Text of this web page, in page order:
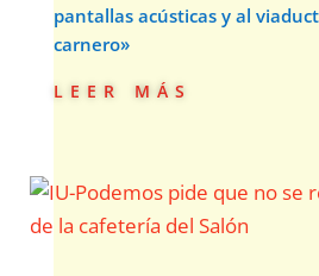
pantallas acústicas y al
carnero»
leer más